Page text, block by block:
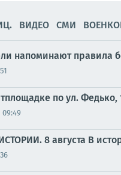
ВИДЕО СМИ
напоминают правила
по ул. Федько,
09:49
8 августа В